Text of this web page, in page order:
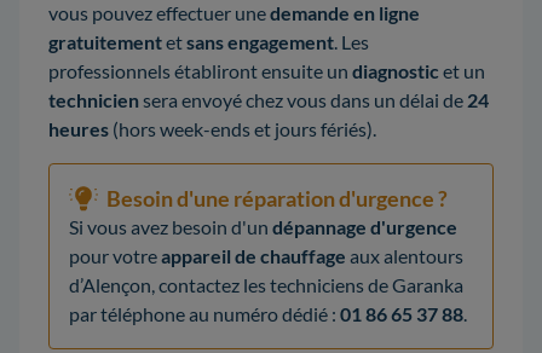
vous pouvez effectuer unedemande en ligne
gratuitementetsans engagement. Les
professionnels établiront ensuite un diagnostic et un
techniciensera envoyé chez vous dans un délai de 24
heures (hors week-ends et jours fériés).
Besoin d'une réparation d'urgence ?
Si vous avez besoin d'un dépannage d'urgence
pour votreappareil de chauffage aux alentours
d’Alençon, contactez les techniciens de Garanka
par téléphone au numéro dédié : 01 86 65 37 88.